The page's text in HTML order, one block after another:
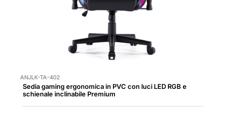
ANJLK-TA-402
Sedia gaming ergonomica in PVC con luci LED RGB e
schienale inclinabile Premium